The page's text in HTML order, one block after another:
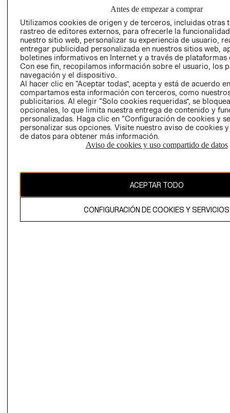
PROGRAMA DE
Y ÉTICA (INGLÉS)
COMERCIO - SIC
PETICIONES
QUEJAS Y
RECLAMOS
Colombia ($)
CAMBIAR REGIÓN
El contenido de esta página web está protegido por copyright y es
Antes de empezar a comprar
Utilizamos cookies de origen y de terceros, incluidas otras
rastreo de editores externos, para ofrecerle la
nuestro sitio web, personalizar su experiencia de usuario,
entregar publicidad personalizada en nuestros sitios web,
boletines informativos en Internet y a través de plataformas
Con ese fin, recopilamos información sobre el usuario, los
navegación y el dispositivo.
Al hacer clic en “Aceptar todas”, acepta y está de acuerdo
compartamos esta información con terceros, como
publicitarios. Al elegir “Solo cookies requeridas”, se
opcionales, lo que limita nuestra entrega de contenido y
personalizadas. Haga clic en “Configuración de cookies y
personalizar sus opciones. Visite nuestro aviso de cookies
de datos para obtener más información.
Aviso de cookies y uso compartido de datos
ACEPTAR TODO
CONFIGURACIÓN DE COOKIES Y SERVICIOS